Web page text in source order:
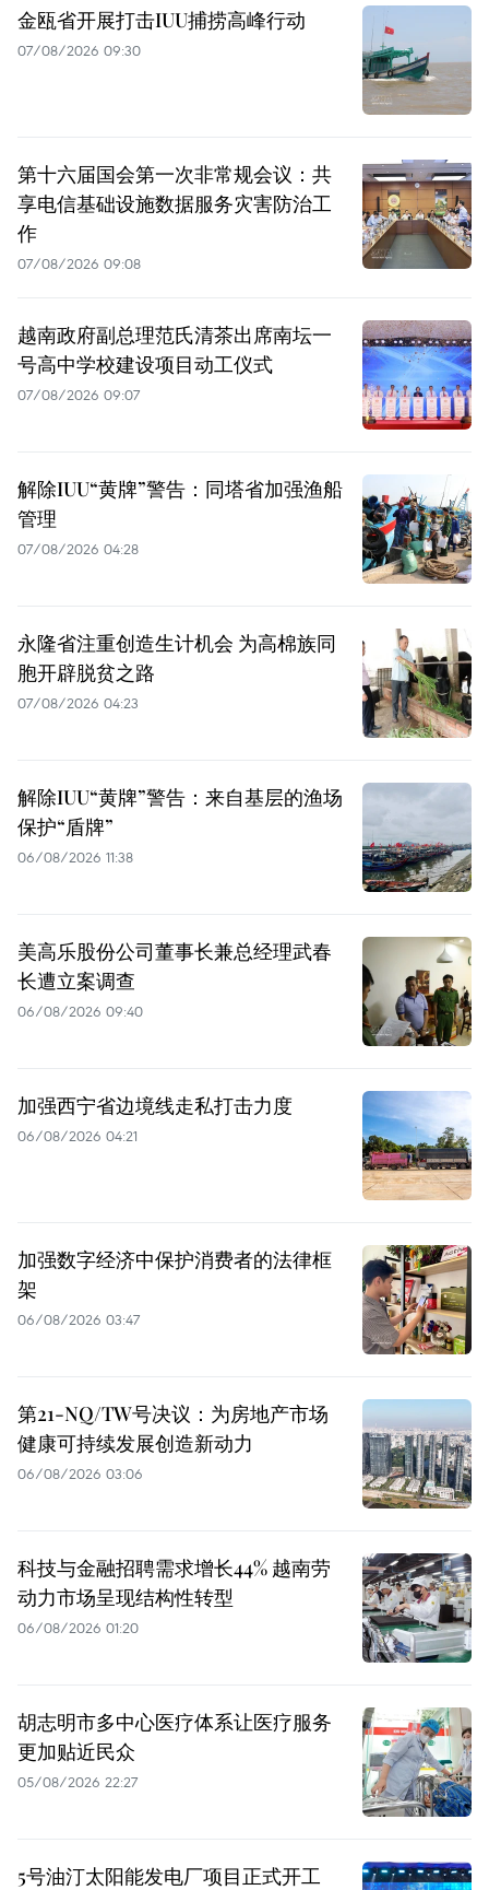
金瓯省开展打击IUU捕捞高峰行动
07/08/2026 09:30
第十六届国会第一次非常规会议：共
享电信基础设施数据服务灾害防治工
作
07/08/2026 09:08
越南政府副总理范氏清茶出席南坛一
号高中学校建设项目动工仪式
07/08/2026 09:07
解除IUU“黄牌”警告：同塔省加强渔船
管理
07/08/2026 04:28
永隆省注重创造生计机会 为高棉族同
胞开辟脱贫之路
07/08/2026 04:23
解除IUU“黄牌”警告：来自基层的渔场
保护“盾牌”
06/08/2026 11:38
美高乐股份公司董事长兼总经理武春
长遭立案调查
06/08/2026 09:40
加强西宁省边境线走私打击力度
06/08/2026 04:21
加强数字经济中保护消费者的法律框
架
06/08/2026 03:47
第21-NQ/TW号决议：为房地产市场
健康可持续发展创造新动力
06/08/2026 03:06
科技与金融招聘需求增长44% 越南劳
动力市场呈现结构性转型
06/08/2026 01:20
胡志明市多中心医疗体系让医疗服务
更加贴近民众
05/08/2026 22:27
5号油汀太阳能发电厂项目正式开工